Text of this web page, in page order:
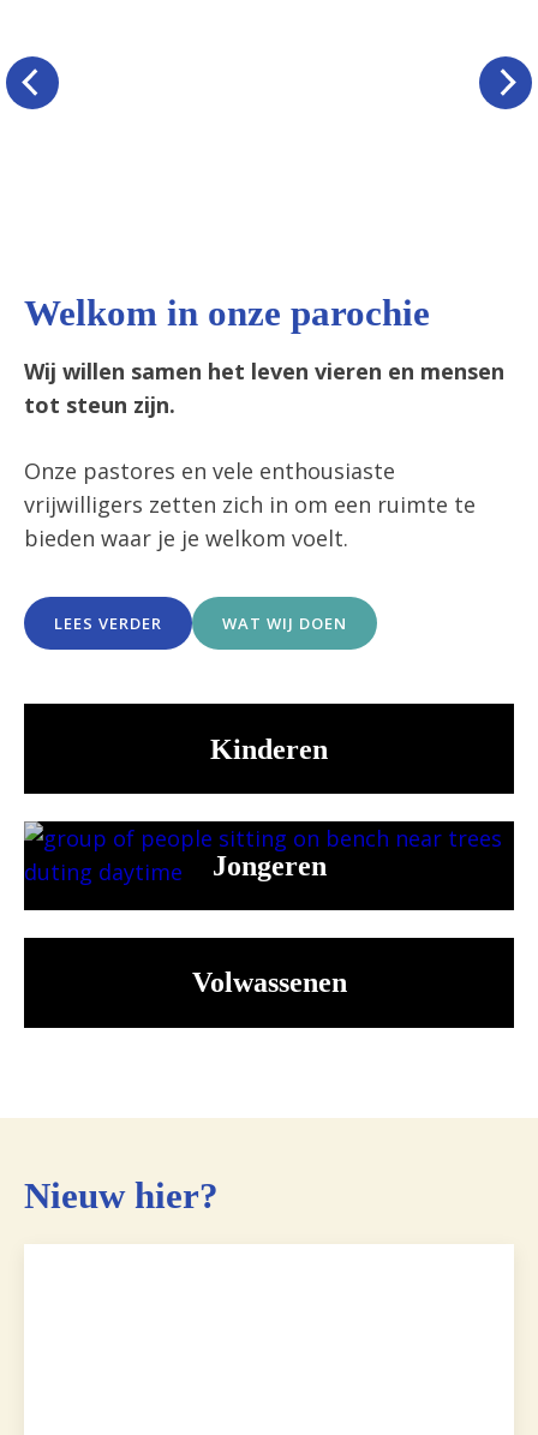
Welkom in onze parochie
Wij willen samen het leven vieren en mensen
tot steun zijn.
Onze pastores en vele enthousiaste
vrijwilligers zetten zich in om een ruimte te
bieden waar je je welkom voelt.
LEES VERDER WAT WIJ DOEN
Kinderen
Jongeren
Volwassenen
Nieuw hier?